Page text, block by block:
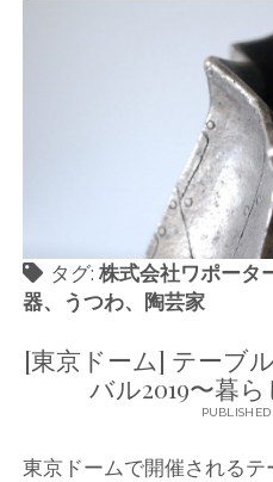
タグ: 株式会社ワポータ
器、うつわ、陶芸家
[東京ドーム] テーブ
バル2019〜暮
PUBLISHED
東京ドームで開催される